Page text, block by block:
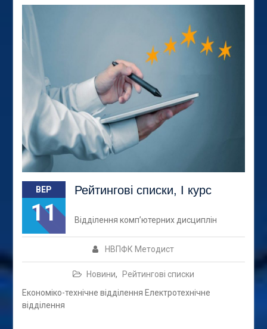
ВЕР
11
Рейтингові списки, І курс
НВПФК Методист
Новини, Рейтингові списки
Відділення комп’ютерних дисциплін
Економіко-технічне відділення Електротехнічне
відділення